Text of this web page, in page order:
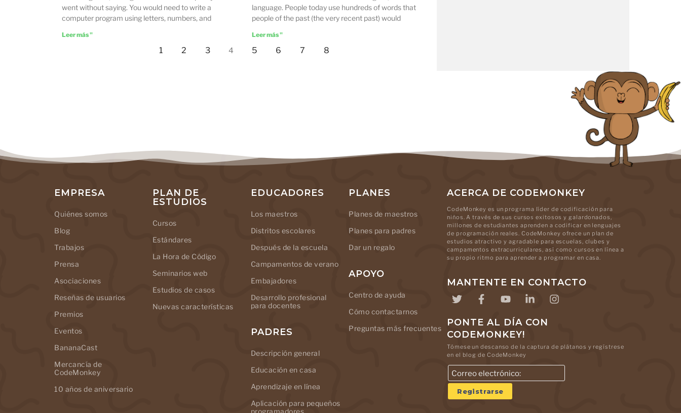
went without saying. You would need to write a
computer program using letters, numbers, and
Leer más "
language. People today use hundreds of words that
people of the past (the very recent past) would
Leer más "
1 2 3 4 5 6 7 8
EMPRESA
Quiénes somos
Blog
Trabajos
Prensa
Asociaciones
Reseñas de usuarios
Premios
Eventos
BananaCast
Mercancía de
CodeMonkey
10 años de aniversario
PLAN DE
ESTUDIOS
Cursos
Estándares
La Hora de Código
Seminarios web
Estudios de casos
Nuevas características
EDUCADORES
Los maestros
Distritos escolares
Después de la escuela
Campamentos de verano
Embajadores
Desarrollo profesional
para docentes
PADRES
Descripción general
Educación en casa
Aprendizaje en línea
Aplicación para pequeños
programadores
PLANES
Planes de maestros
Planes para padres
Dar un regalo
APOYO
Centro de ayuda
Cómo contactarnos
Preguntas más frecuentes
ACERCA DE CODEMONKEY
CodeMonkey es un programa líder de codificación para
niños. A través de sus cursos exitosos y galardonados,
millones de estudiantes aprenden a codificar en lenguajes
de programación reales. CodeMonkey ofrece un plan de
estudios atractivo y agradable para escuelas, clubes y
campamentos extracurriculares, así como cursos en línea a
su propio ritmo para aprender a programar en casa.
MANTENTE EN CONTACTO
PONTE AL DÍA CON
CODEMONKEY!
Tómese un descanso de la captura de plátanos y regístrese
en el blog de CodeMonkey